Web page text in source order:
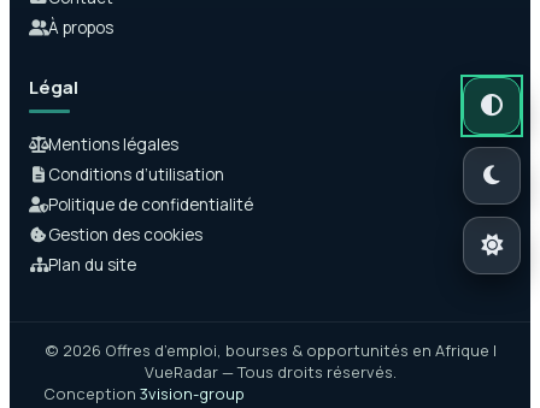
À propos
Légal
Mentions légales
Conditions d’utilisation
Politique de confidentialité
Gestion des cookies
Plan du site
© 2026 Offres d’emploi, bourses & opportunités en Afrique |
VueRadar — Tous droits réservés.
Conception 3vision-group
Mode
Mode
Mode clair